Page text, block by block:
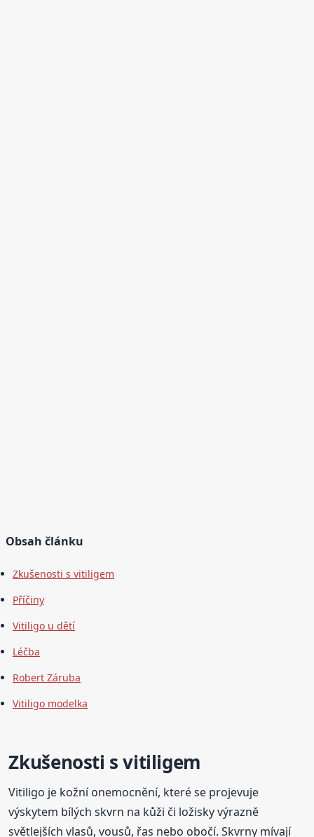
Obsah článku
Zkušenosti s vitiligem
Příčiny
Vitiligo u dětí
Léčba
Robert Záruba
Vitiligo modelka
Zkušenosti s vitiligem
Vitiligo je kožní onemocnění, které se projevuje
výskytem bílých skvrn na kůži či ložisky výrazně
světlejších vlasů, vousů, řas nebo obočí. Skvrny mívají